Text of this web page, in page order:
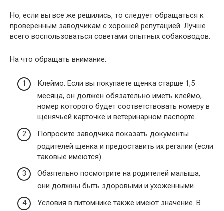
Но, если вы все же решились, то следует обращаться к
проверенным заводчикам с хорошей репутацией. Лучше
всего воспользоваться советами опытных собаководов.
На что обращать внимание:
Клеймо. Если вы покупаете щенка старше 1,5
месяца, он должен обязательно иметь клеймо,
номер которого будет соответствовать номеру в
щенячьей карточке и ветеринарном паспорте.
Попросите заводчика показать документы
родителей щенка и предоставить их регалии (если
таковые имеются).
Обаятельно посмотрите на родителей малыша,
они должны быть здоровыми и ухоженными.
Условия в питомнике также имеют значение. В